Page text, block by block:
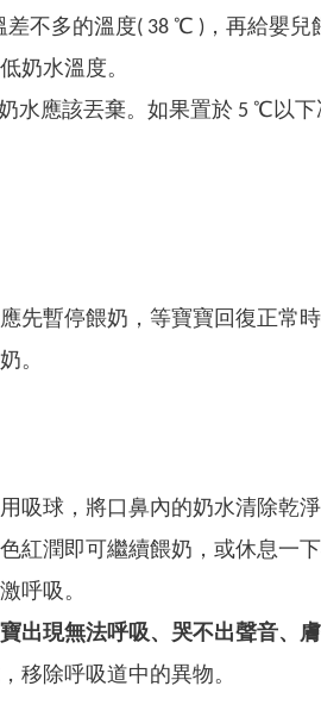
不多的溫度( 38 ℃ )，再給嬰兒
奶水溫度。
水應該丟棄。如果置於 5 ℃以
先暫停餵奶，等寶寶回復正常時
。
吸球，將口鼻內的奶水清除乾淨
紅潤即可繼續餵奶，或休息一下
呼吸。
寶出現無法呼吸、哭不出聲音、
移除呼吸道中的異物。